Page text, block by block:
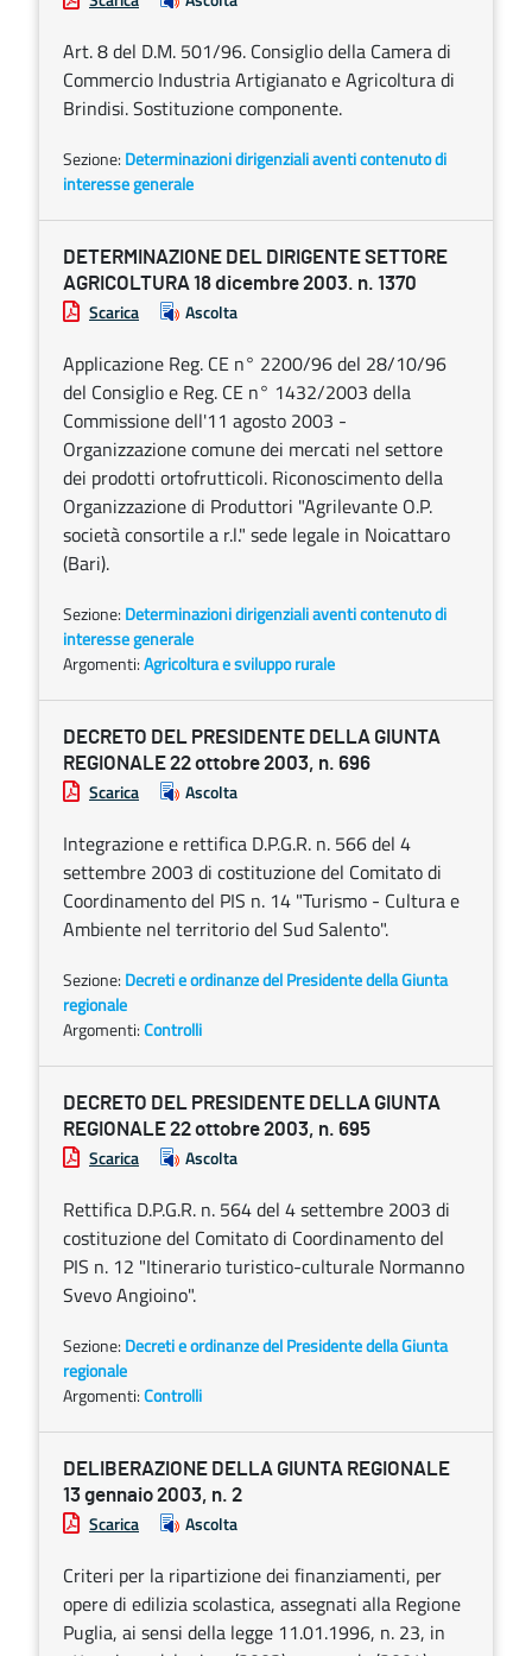
Art. 8 del D.M. 501/96. Consiglio della Camera di
Commercio Industria Artigianato e Agricoltura di
Brindisi. Sostituzione componente.
Sezione: Determinazioni dirigenziali aventi contenuto di
interesse generale
DETERMINAZIONE DEL DIRIGENTE SETTORE
AGRICOLTURA 18 dicembre 2003. n. 1370
Scarica Ascolta
Applicazione Reg. CE n° 2200/96 del 28/10/96
del Consiglio e Reg. CE n° 1432/2003 della
Commissione dell'11 agosto 2003 -
Organizzazione comune dei mercati nel settore
dei prodotti ortofrutticoli. Riconoscimento della
Organizzazione di Produttori "Agrilevante O.P.
società consortile a r.l." sede legale in Noicattaro
(Bari).
Sezione: Determinazioni dirigenziali aventi contenuto di
interesse generale
Argomenti:Agricoltura e sviluppo rurale
DECRETO DEL PRESIDENTE DELLA GIUNTA
REGIONALE 22 ottobre 2003, n. 696
Scarica Ascolta
Integrazione e rettifica D.P.G.R. n. 566 del 4
settembre 2003 di costituzione del Comitato di
Coordinamento del PIS n. 14 "Turismo - Cultura e
Ambiente nel territorio del Sud Salento".
Sezione: Decreti e ordinanze del Presidente della Giunta
regionale
Argomenti:Controlli
DECRETO DEL PRESIDENTE DELLA GIUNTA
REGIONALE 22 ottobre 2003, n. 695
Scarica Ascolta
Rettifica D.P.G.R. n. 564 del 4 settembre 2003 di
costituzione del Comitato di Coordinamento del
PIS n. 12 "Itinerario turistico-culturale Normanno
Svevo Angioino".
Sezione: Decreti e ordinanze del Presidente della Giunta
regionale
Argomenti:Controlli
DELIBERAZIONE DELLA GIUNTA REGIONALE
13 gennaio 2003, n. 2
Scarica Ascolta
Criteri per la ripartizione dei finanziamenti, per
opere di edilizia scolastica, assegnati alla Regione
Puglia, ai sensi della legge 11.01.1996, n. 23, in